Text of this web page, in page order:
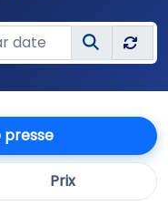
presse
Prix